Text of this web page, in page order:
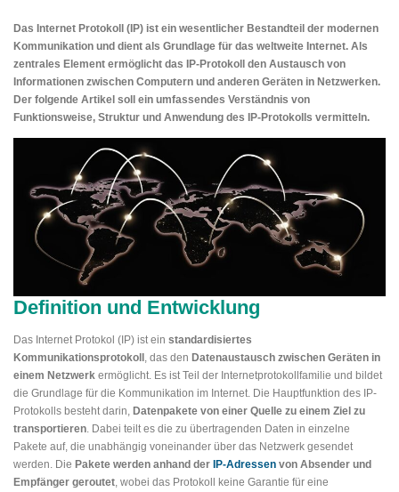
Das Internet Protokoll (IP) ist ein wesentlicher Bestandteil der modernen
Kommunikation und dient als Grundlage für das weltweite Internet. Als
zentrales Element ermöglicht das IP-Protokoll den Austausch von
Informationen zwischen Computern und anderen Geräten in Netzwerken.
Der folgende Artikel soll ein umfassendes Verständnis von
Funktionsweise, Struktur und Anwendung des IP-Protokolls vermitteln.
Definition und Entwicklung
Das Internet Protokol (IP) ist ein standardisiertes
Kommunikationsprotokoll , das den Datenaustausch zwischen Geräten in
einem Netzwerk ermöglicht. Es ist Teil der Internetprotokollfamilie und bildet
die Grundlage für die Kommunikation im Internet. Die Hauptfunktion des IP-
Protokolls besteht darin, Datenpakete von einer Quelle zu einem Ziel zu
transportieren . Dabei teilt es die zu übertragenden Daten in einzelne
Pakete auf, die unabhängig voneinander über das Netzwerk gesendet
werden. Die Pakete werden anhand der IP-Adressen von Absender und
Empfänger geroutet , wobei das Protokoll keine Garantie für eine